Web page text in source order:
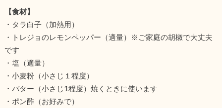
【食材】
・タラ白子（加熱用）
・トレジョのレモンペッパー（適量）※ご家庭の胡椒で大丈夫
です
・塩（適量）
・小麦粉（小さじ１程度）
・バター（小さじ1程度）焼くときに使います
・ポン酢（お好みで）